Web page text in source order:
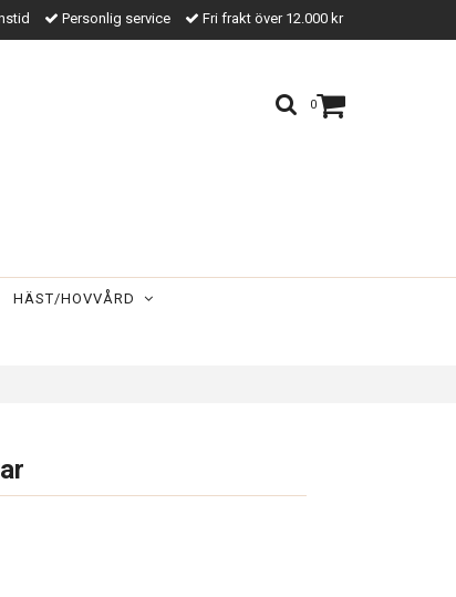
Personlig service Fri frakt över 12.000 kr
0
HÄST/HOVVÅRD